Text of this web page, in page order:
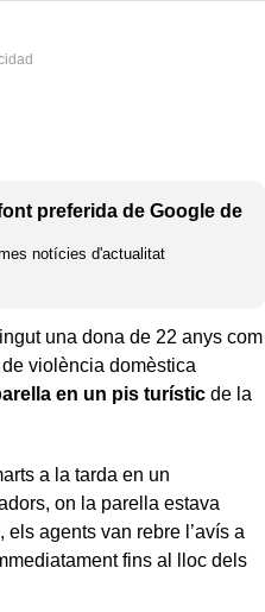
preferida de Google de
notícies d'actualitat
una dona de 22 anys com
violència domèstica
en un pis turístic de la
a la tarda en un
on la parella estava
agents van rebre l’avís a
fins al lloc dels